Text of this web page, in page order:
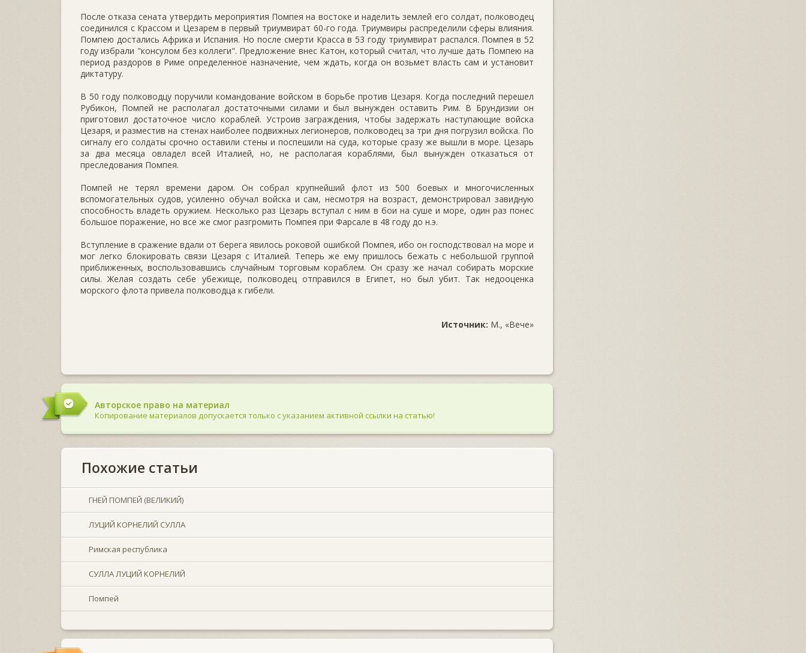
После отказа сената утвердить мероприятия Помпея на востоке и наделить землей его солдат, полководец
соединился с Крассом и Цезарем в первый триумвират 60-го года. Триумвиры распределили сферы влияния.
Помпею достались Африка и Испания. Но после смерти Красса в 53 году триумвират распался. Помпея в 52
году избрали "консулом без коллеги". Предложение внес Катон, который считал, что лучше дать Помпею на
период раздоров в Риме определенное назначение, чем ждать, когда он возьмет власть сам и установит
диктатуру.
В 50 году полководцу поручили командование войском в борьбе против Цезаря. Когда последний перешел
Рубикон, Помпей не располагал достаточными силами и был вынужден оставить Рим. В Брундизии он
приготовил достаточное число кораблей. Устроив заграждения, чтобы задержать наступающие войска
Цезаря, и разместив на стенах наиболее подвижных легионеров, полководец за три дня погрузил войска. По
сигналу его солдаты срочно оставили стены и поспешили на суда, которые сразу же вышли в море. Цезарь
за два месяца овладел всей Италией, но, не располагая кораблями, был вынужден отказаться от
преследования Помпея.
Помпей не терял времени даром. Он собрал крупнейший флот из 500 боевых и многочисленных
вспомогательных судов, усиленно обучал войска и сам, несмотря на возраст, демонстрировал завидную
способность владеть оружием. Несколько раз Цезарь вступал с ним в бои на суше и море, один раз понес
большое поражение, но все же смог разгромить Помпея при Фарсале в 48 году до н.э.
Вступление в сражение вдали от берега явилось роковой ошибкой Помпея, ибо он господствовал на море и
мог легко блокировать связи Цезаря с Италией. Теперь же ему пришлось бежать с небольшой группой
приближенных, воспользовавшись случайным торговым кораблем. Он сразу же начал собирать морские
силы. Желая создать себе убежище, полководец отправился в Египет, но был убит. Так недооценка
морского флота привела полководца к гибели.
Источник: М., «Вече»
Авторское право на материал
Копирование материалов допускается только с указанием активной ссылки на статью!
Похожие статьи
ГНЕЙ ПОМПЕЙ (ВЕЛИКИЙ)
ЛУЦИЙ КОРНЕЛИЙ СУЛЛА
Римская республика
СУЛЛА ЛУЦИЙ КОРНЕЛИЙ
Помпей